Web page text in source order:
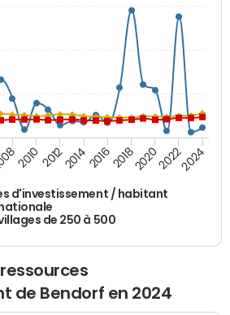
d'investissement / habitant
de 250 à 500
2010 2012201420162018202020222024
de Bendorf en 2024